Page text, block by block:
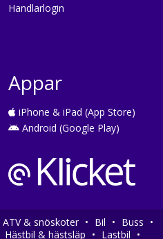
Handlarlogin
Appar
iPhone & iPad (App Store)
Android (Google Play)
ATV & snöskoter • Bil • Buss •
Hästbil & hästsläp • Lastbil •